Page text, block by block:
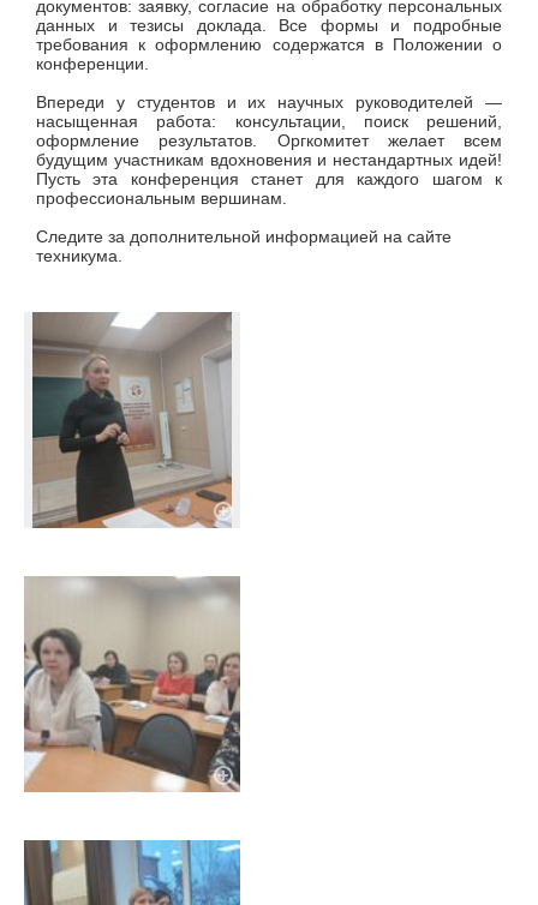
документов: заявку, согласие на обработку персональных
данных и тезисы доклада. Все формы и подробные
требования к оформлению содержатся в Положении о
конференции.
Впереди у студентов и их научных руководителей —
насыщенная работа: консультации, поиск решений,
оформление результатов. Оргкомитет желает всем
будущим участникам вдохновения и нестандартных идей!
Пусть эта конференция станет для каждого шагом к
профессиональным вершинам.
Следите за дополнительной информацией на сайте
техникума.